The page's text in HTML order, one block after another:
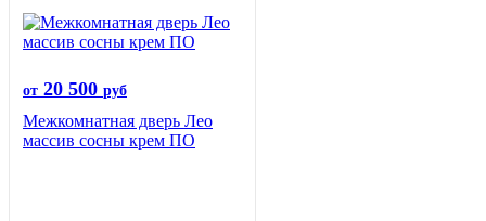
от 20 500 руб
Межкомнатная дверь Лео
массив сосны крем ПО